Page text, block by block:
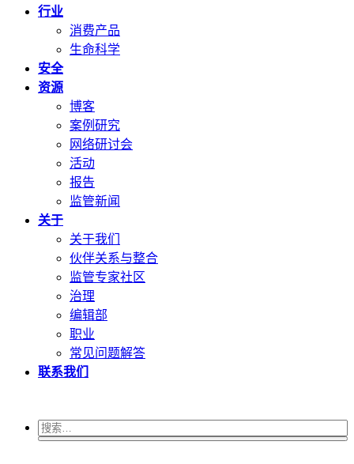
行业
消费产品
生命科学
安全
资源
博客
案例研究
网络研讨会
活动
报告
监管新闻
关于
关于我们
伙伴关系与整合
监管专家社区
治理
编辑部
职业
常见问题解答
联系我们